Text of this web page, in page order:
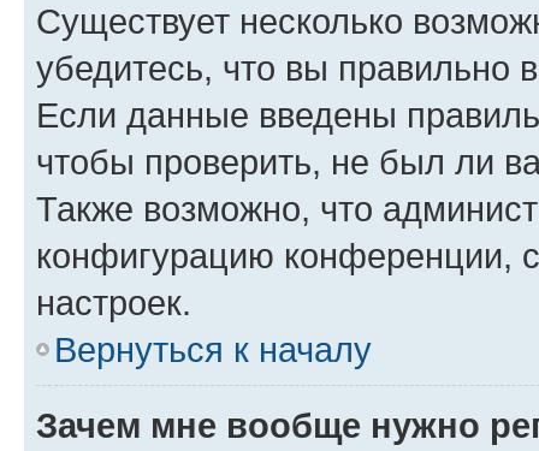
Существует несколько
убедитесь, что вы правильно
Если данные введены
чтобы проверить, не был ли
Также возможно, что
конфигурацию конференции,
настроек.
Вернуться к началу
Зачем мне вообще нужно